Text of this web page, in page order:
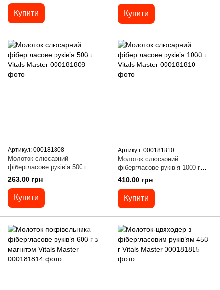
Купити Купити
Артикул: 000181808
Молоток слюсарний
фібергласове руків’я 500 г
Vitals Master
263.00 грн
Купити
Артикул: 000181810
Молоток слюсарний
фібергласове руків’я 1000 г
Vitals Master
410.00 грн
Купити